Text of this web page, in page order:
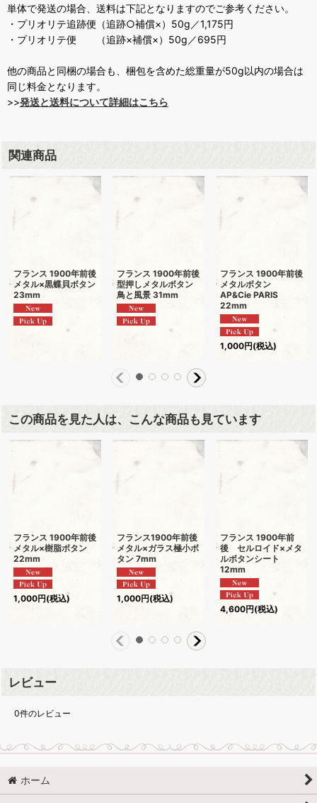
単体で発送の場合、送料は下記となりますのでご参考ください。
・プリオリテ追跡便（追跡○補償×）50g／1,175円
・プリオリテ便 （追跡×補償×）50g／695円
他の商品と同梱の場合も、梱包を含めた総重量が50g以内の場合は
同じ料金となります。
>>発送と送料について詳細はこちら
関連商品
フランス 1900年前後
メタル×黒蝶貝ボタン
23mm
フランス 1900年前後
型押しメタルボタン
鳥と風景 31mm
フランス 1900年前後
メタルボタン
AP&Cie PARIS
22mm
1,000円(税込)
この商品を見た人は、こんな商品も見ています
フランス 1900年前後
メタル×樹脂ボタン
22mm
1,000円(税込)
フランス1900年前後
メタル×ガラス極小ボ
タン 7mm
1,000円(税込)
フランス 1900年前
後 セルロイド×メタ
ルボタンシート
12mm
4,600円(税込)
レビュー
0件のレビュー
ホーム